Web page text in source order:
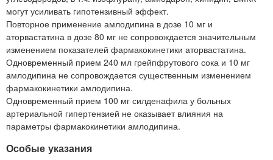
могут усиливать гипотензивный эффект.
Повторное применение амлодипина в дозе 10 мг и
аторвастатина в дозе 80 мг не сопровождается значительным
изменением показателей фармакокинетики аторвастатина.
Одновременный прием 240 мл грейпфрутового сока и 10 мг
амлодипина не сопровождается существенным изменением
фармакокинетики амлодипина.
Одновременный прием 100 мг силденафила у больных
артериальной гипертензией не оказывает влияния на
параметры фармакокинетики амлодипина.
Особые указания